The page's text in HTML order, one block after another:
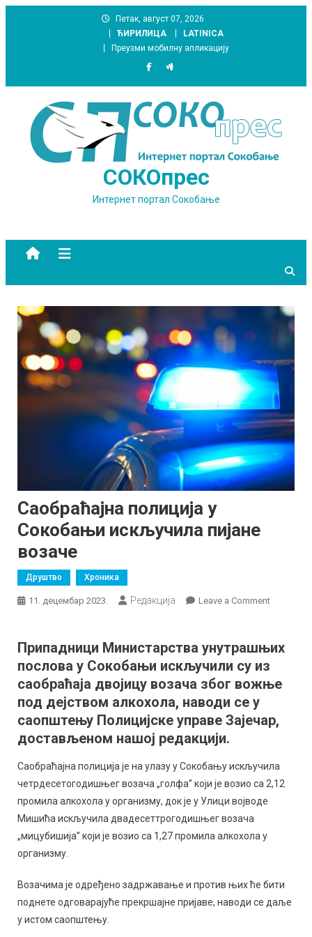
Петак, август 07, 2026
ЋИРИЛИЦА
LATINICA
Преузми мобилну апликацију
СОКОпрес
Интернет портал Сокобање
Саобраћајна полиција у
Сокобањи искључила пијане
возаче
Друштво Хроника
11. децембар 2023. Редакција Leave a Commenton
у
Припадници Министарства унутрашњих
послова у Сокобањи искључили су из
саобраћаја двојицу возача због вожње
под дејством алкохола, наводи се у
саопштењу Полицијске управе Зајечар,
достављеном нашој редакцији.
Саобраћајна полиција је на улазу у Сокобању искључила
четрдесетогодишњег возача „голфа” који је возио са 2,12
промила алкохола у организму, док је у Улици војводе
Мишића искључила двадесеттрогодишњег возача
„мицубишија” који је возио са 1,27 промила алкохола у
организму.
Возачима је одређено задржавање и против њих ће бити
поднете одговарајуће прекршајне пријаве, наводи се даље
у истом саопштењу.